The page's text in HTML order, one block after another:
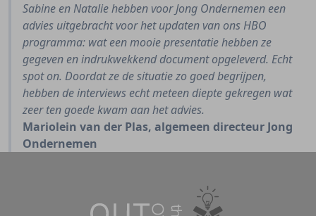
Sabine en Natalie hebben voor Jong Ondernemen een
advies uitgebracht voor het updaten van ons HBO
programma: wat een mooie presentatie hebben ze
gegeven en indrukwekkend document opgeleverd. Echt
spot on. Doordat ze de situatie zo goed begrijpen,
hebben de interviews echt meteen diepte gekregen wat
zeer ten goede kwam aan het advies.
Mariolein van der Plas, algemeen directeur Jong
Ondernemen